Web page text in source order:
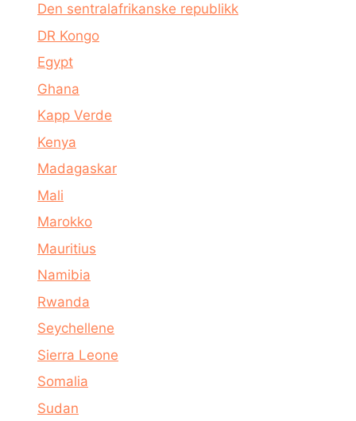
Den sentralafrikanske republikk
DR Kongo
Egypt
Ghana
Kapp Verde
Kenya
Madagaskar
Mali
Marokko
Mauritius
Namibia
Rwanda
Seychellene
Sierra Leone
Somalia
Sudan